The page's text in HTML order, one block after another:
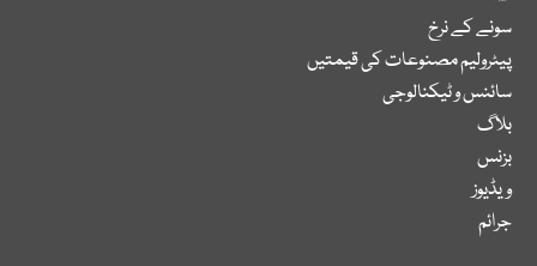
سونے کے نرخ
پیٹرولیم مصنوعات کی قیمتیں
سائنس و ٹیکنالوجی
بلاگ
بزنس
ویڈیوز
جرائم